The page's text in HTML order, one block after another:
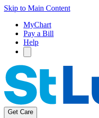
Skip to Main Content
MyChart
Pay a Bill
Help
Get Care